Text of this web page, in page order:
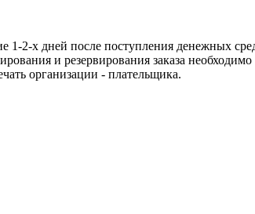
1-2-х дней после поступления денежных
и резервирования заказа
организации - плательщика.